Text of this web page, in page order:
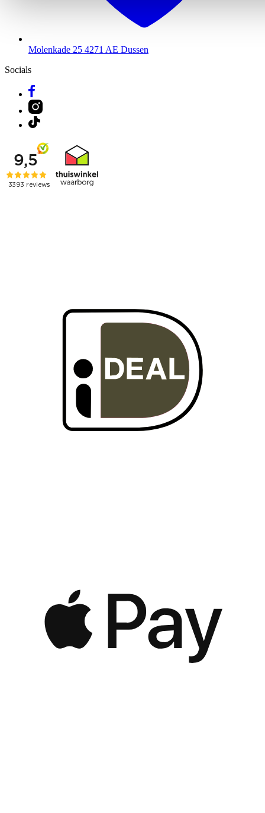
Molenkade 25 4271 AE Dussen
Socials